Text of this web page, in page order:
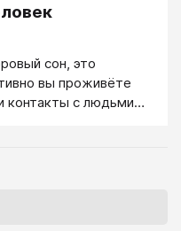
сон, это
вы проживёте
контакты с людьми